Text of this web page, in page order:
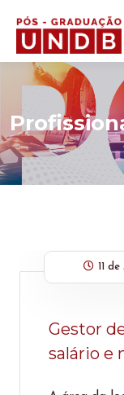
11
Gestor
salário e